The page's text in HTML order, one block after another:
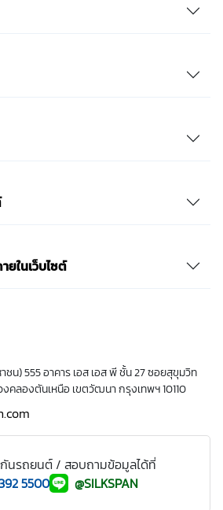
ยในเว็บไซต์
น) 555 อาคาร เอส เอส พี ชั้น 27 ซอยสุขุมวิท
คลองตันเหนือ เขตวัฒนา กรุงเทพฯ 10110
กันรถยนต์ / สอบถามข้อมูลได้ที่
5500
@SILKSPAN